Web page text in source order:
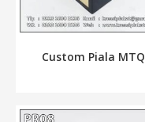
Custom Piala MTQ